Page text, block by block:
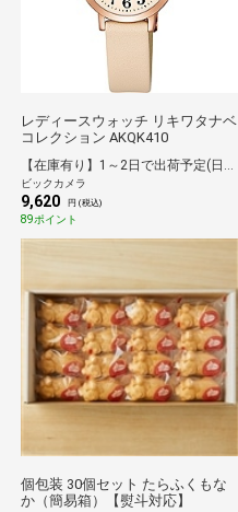
レディースウォッチ リキワタナベ
コレクション AKQK410
【在庫有り】1～2日で出荷予定(日付指定可)
ビックカメラ
9,620 円 (税込)
89ポイント
個包装 30個セット たらふくもな
か（簡易箱）【熨斗対応】